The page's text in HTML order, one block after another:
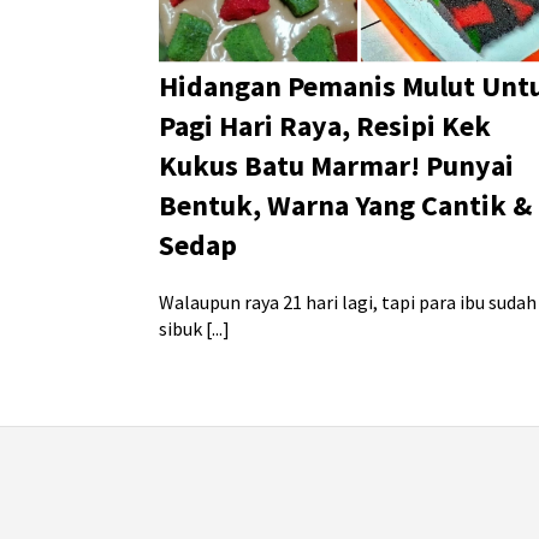
Hidangan Pemanis Mulut
Pagi Hari Raya, Resipi Kek
Kukus Batu Marmar! Punyai
Bentuk, Warna Yang Cantik &
Sedap
Walaupun raya 21 hari lagi, tapi para ibu sudah
sibuk [...]